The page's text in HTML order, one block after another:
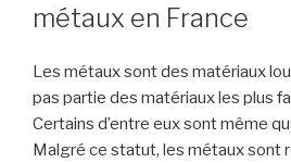
métaux en France
Les métaux sont des matériaux
pas partie des matériaux les plus
Certains d’entre eux sont même
Malgré ce statut, les métaux sont